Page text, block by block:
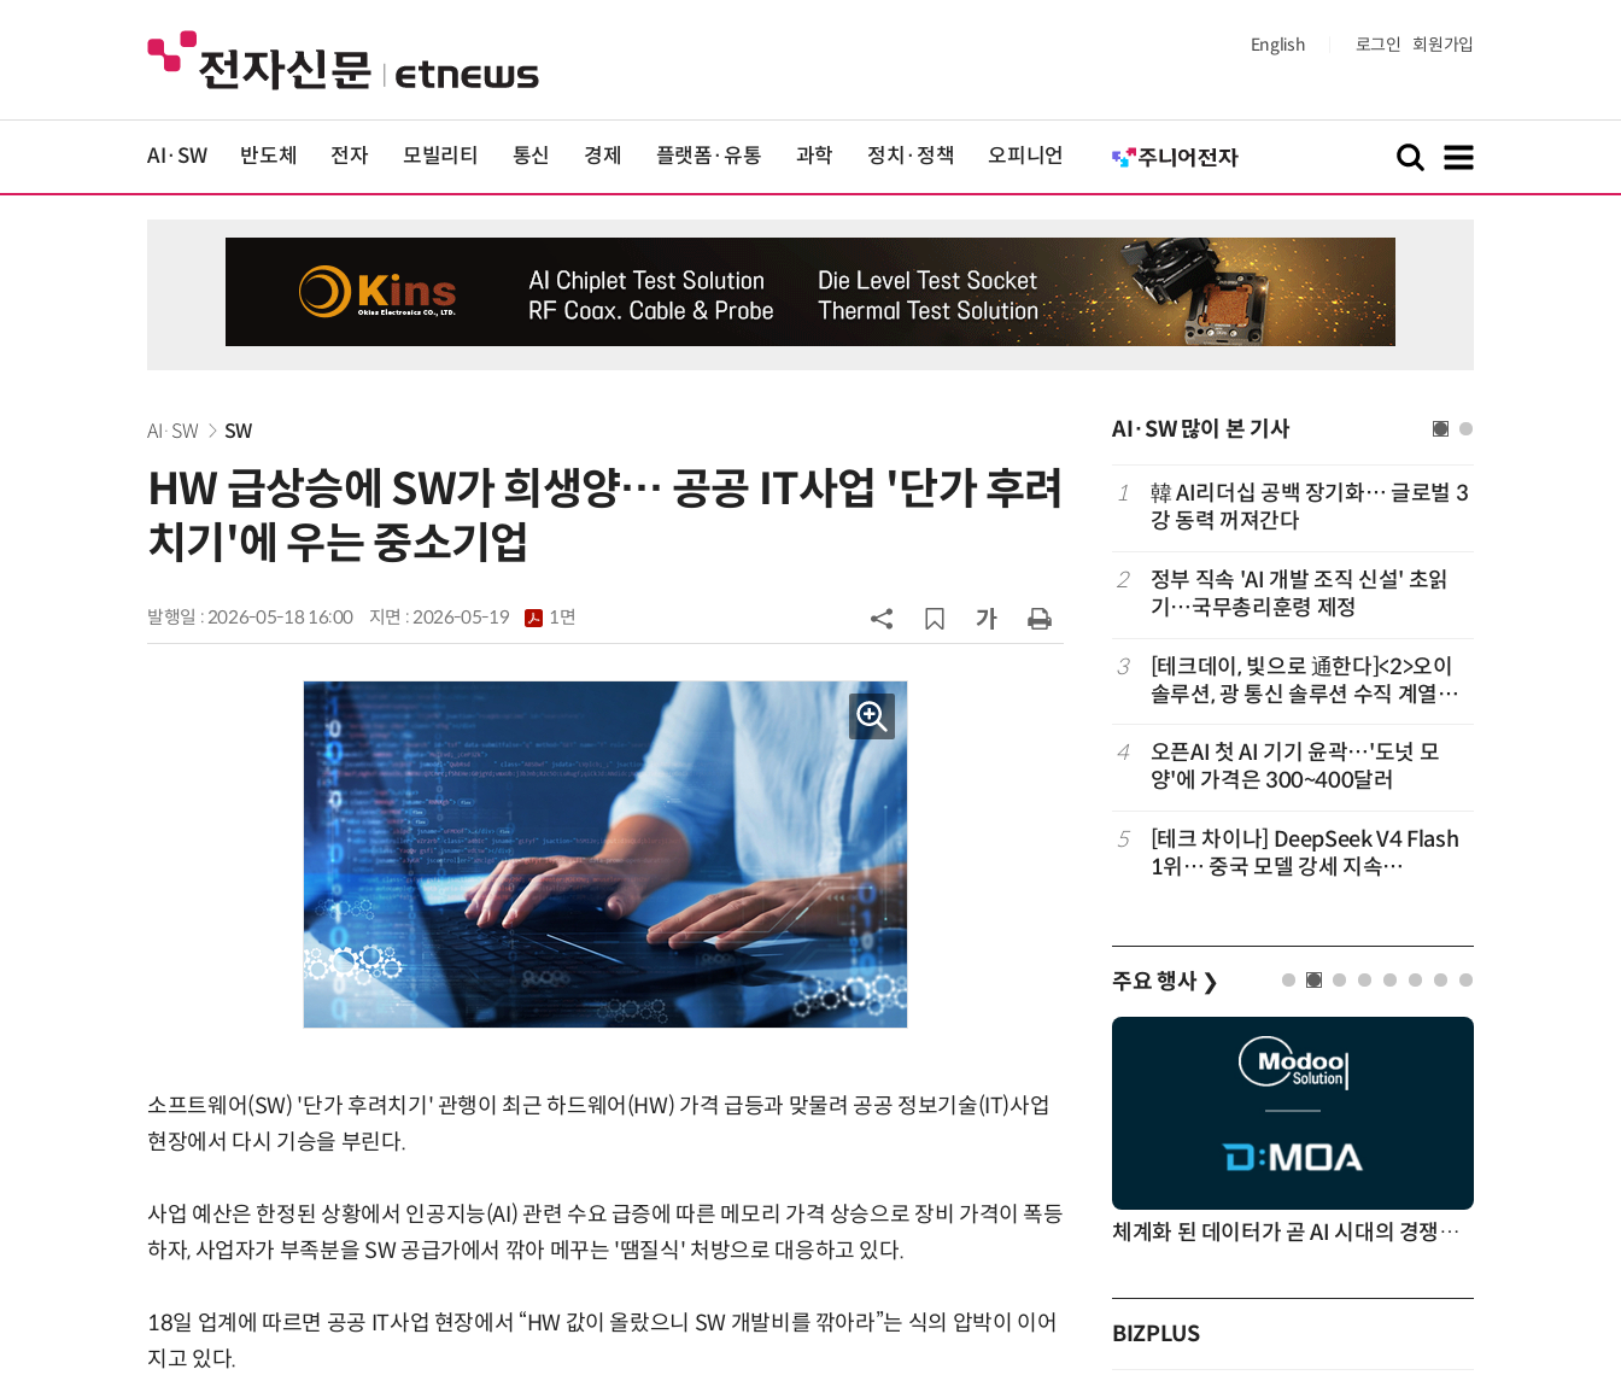
English 로그인 회원가입
AI·SW 반도체 전자 모빌리티 통신 경제 플랫폼·유통 과학 정치·정책 오피니언
AI·SW SW
HW 급상승에 SW가 희생양… 공공 IT사업 '단가 후려
치기'에 우는 중소기업
발행일 : 2026-05-18 16:00 지면 :2026-05-19 1면
소프트웨어(SW) '단가 후려치기' 관행이 최근 하드웨어(HW) 가격 급등과 맞물려 공공 정보기술(IT)사업
현장에서 다시 기승을 부린다.
사업 예산은 한정된 상황에서 인공지능(AI) 관련 수요 급증에 따른 메모리 가격 상승으로 장비 가격이 폭등
하자, 사업자가 부족분을 SW 공급가에서 깎아 메꾸는 '땜질식' 처방으로 대응하고 있다.
18일 업계에 따르면 공공 IT사업 현장에서 “HW 값이 올랐으니 SW 개발비를 깎아라”는 식의 압박이 이어
지고 있다.
AI·SW 많이 본 기사
6
美 행정부, AI 모델 '해킹 등 사이버
서 젠슨 황 재회동
다…5개사 등록 솔루션 1439개
[르포] 정부 GPU 7656장 운영 최전
선…'NHN 팩토리X' 가보니
10
코히어, 통제 가능한 소버린 AI 지
원…“韓이 아태 승부처”
1
韓 AI리더십 공백 장기화… 글로벌 3
강 동력 꺼져간다
2
정부 직속 'AI 개발 조직 신설' 초읽
기…국무총리훈령 제정
3
[테크데이, 빛으로 通한다]<2>오이
솔루션, 광 통신 솔루션 수직 계열
략'
4
오픈AI 첫 AI 기기 윤곽…'도넛 모
양'에 가격은 300~400달러
5
[테크 차이나] DeepSeek V4 Flash
1위… 중국 모델 강세 지속
주요 행사 ❯
AI Native Enterprise를 지원하는 AI Ready Data 플랫폼 활용 전략 AI 시대의 옵저버빌리티: GPU·LLM 모니터링부터 AI 기반 장애 대응까지 체계화 된 데이터가 곧 AI 시대의 경쟁력이다
BIZPLUS